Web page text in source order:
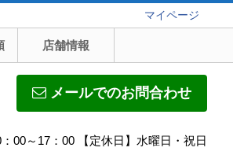
マイページ
店舗情報
メールでのお問合わせ
00～17：00 【定休日】水曜日・祝日